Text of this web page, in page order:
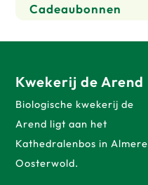
Cadeaubonnen
Kwekerij de Arend
Biologische kwekerij de
Arend ligt aan het
Kathedralenbos in Almere
Oosterwold.